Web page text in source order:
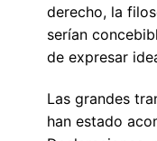
derecho, la
serían
de expresar
Las grandes
han estado